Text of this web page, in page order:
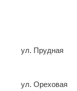
ул. Прудная
ул. Ореховая